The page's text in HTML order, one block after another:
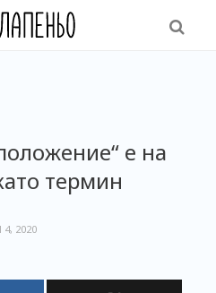
е на
термин
2020